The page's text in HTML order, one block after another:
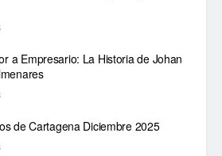
a Empresario: La Historia de Johan
de Cartagena Diciembre 2025